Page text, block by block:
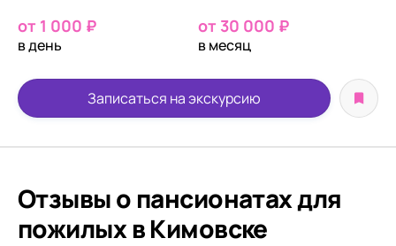
от 1 000 ₽
в день
от 30 000 ₽
в месяц
Записаться на экскурсию
Отзывы о пансионатах для
пожилых в Кимовске